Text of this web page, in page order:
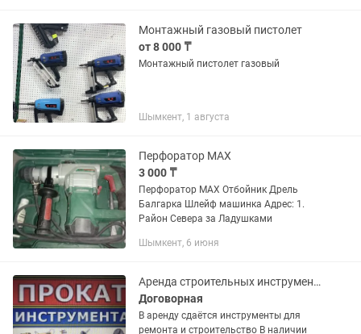
Монтажный газовый пистолет
от 8 000 ₸
Монтажный пистолет газовый
Шымкент, 1 августа
Перфоратор МАХ
3 000 ₸
Перфоратор МАХ Отбойник Дрель
Балгарка Шлейф машинка Адрес: 1.
Район Севера за Ладушками
Шымкент, 6 июня
Аренда строительных инструментов Дрель
Договорная
В аренду сдаётся инструменты для
ремонта и строительство В наличии